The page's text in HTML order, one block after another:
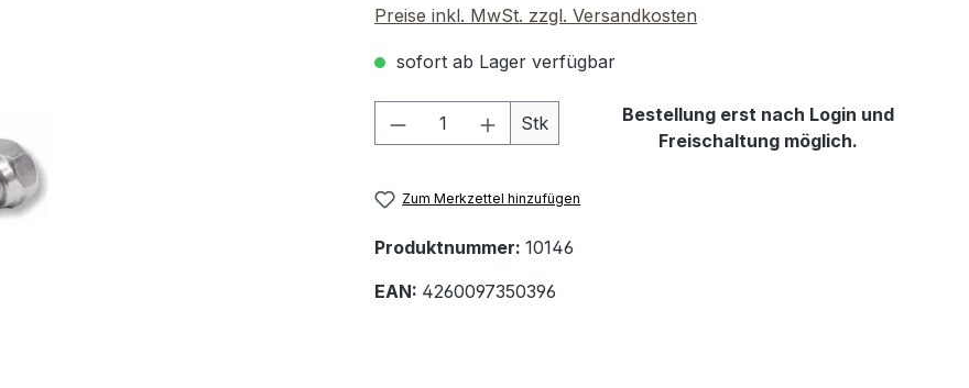
Preise inkl. MwSt. zzgl. Versandkosten
sofort ab Lager verfügbar
Produkt Anzahl: Gib den gewünschten Wert
Stk
Bestellung erst nach Login und
Freischaltung möglich.
Zum Merkzettel hinzufügen
Produktnummer: 10146
EAN: 4260097350396